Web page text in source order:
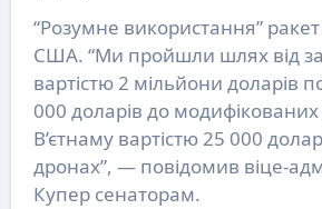
“Розумне використання”
США. “Ми пройшли шлях від
вартістю 2 мільйони доларів
000 доларів до модифікованих
В’єтнаму вартістю 25 000
дронах”, — повідомив віце-
Купер сенаторам.